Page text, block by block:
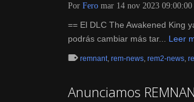
Por Fero mar 14 nov 2023 09:00:00
== El DLC The Awakened King
podrás cambiar más tar... Leer
remnant, rem-news, rem2-news,
Anunciamos